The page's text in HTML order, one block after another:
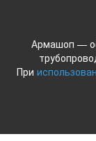
Армашоп —
При